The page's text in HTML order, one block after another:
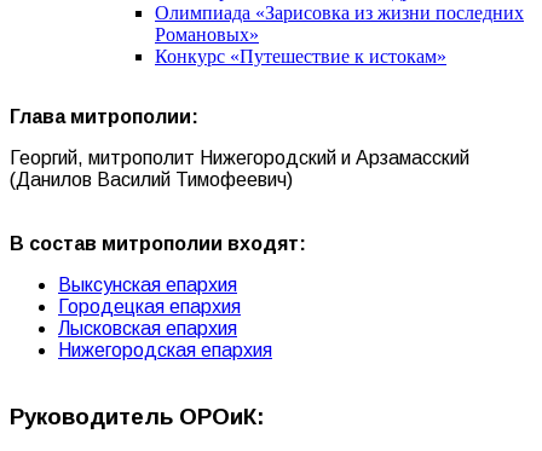
Олимпиада «Зарисовка из жизни последних
Романовых»
Конкурс «Путешествие к истокам»
Глава митрополии:
Георгий, митрополит Нижегородский и Арзамасский
(Данилов Василий Тимофеевич)
В состав митрополии входят:
Выксунская епархия
Городецкая епархия
Лысковская епархия
Нижегородская епархия
Руководитель ОРОиК: